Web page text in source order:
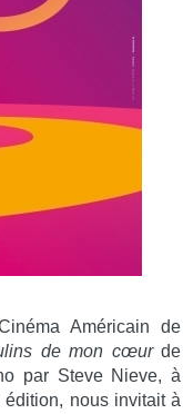
Américain de
de mon cœurde
par Steve Nieve, à
édition, nous invitait à